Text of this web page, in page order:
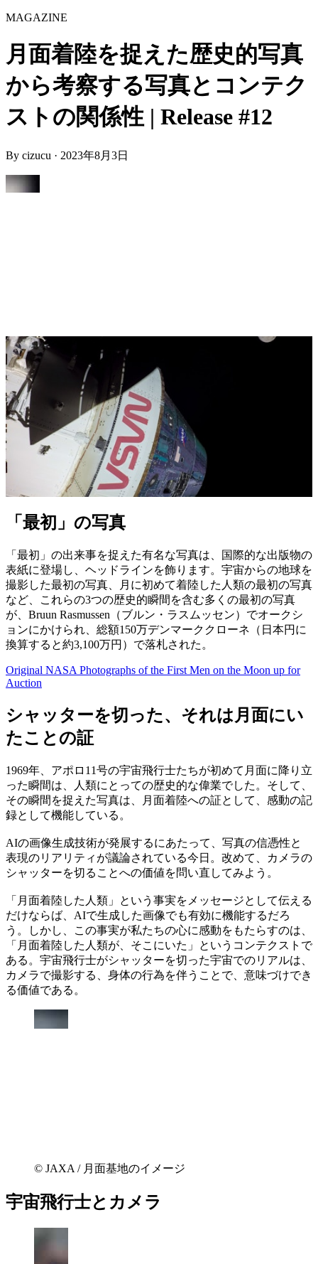
MAGAZINE
月面着陸を捉えた歴史的写真
から考察する写真とコンテク
ストの関係性 | Release #12
By cizucu · 2023年8月3日
「最初」の写真
「最初」の出来事を捉えた有名な写真は、国際的な出版物の
表紙に登場し、ヘッドラインを飾ります。宇宙からの地球を
撮影した最初の写真、月に初めて着陸した人類の最初の写真
など、これらの3つの歴史的瞬間を含む多くの最初の写真
が、Bruun Rasmussen（ブルン・ラスムッセン）でオークシ
ョンにかけられ、総額150万デンマーククローネ（日本円に
換算すると約3,100万円）で落札された。
Original NASA Photographs of the First Men on the Moon up for
Auction
シャッターを切った、それは月面にい
たことの証
1969年、アポロ11号の宇宙飛行士たちが初めて月面に降り立
った瞬間は、人類にとっての歴史的な偉業でした。そして、
その瞬間を捉えた写真は、月面着陸への証として、感動の記
録として機能している。
AIの画像生成技術が発展するにあたって、写真の信憑性と
表現のリアリティが議論されている今日。改めて、カメラの
シャッターを切ることへの価値を問い直してみよう。
「月面着陸した人類」という事実をメッセージとして伝える
だけならば、AIで生成した画像でも有効に機能するだろ
う。しかし、この事実が私たちの心に感動をもたらすのは、
「月面着陸した人類が、そこにいた」というコンテクストで
ある。宇宙飛行士がシャッターを切った宇宙でのリアルは、
カメラで撮影する、身体の行為を伴うことで、意味づけでき
る価値である。
©︎ JAXA / 月面基地のイメージ
宇宙飛行士とカメラ